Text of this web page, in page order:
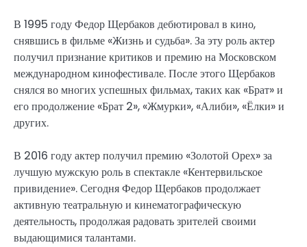
В 1995 году Федор Щербаков дебютировал в кино,
снявшись в фильме «Жизнь и судьба». За эту роль актер
получил признание критиков и премию на Московском
международном кинофестивале. После этого Щербаков
снялся во многих успешных фильмах, таких как «Брат» и
его продолжение «Брат 2», «Жмурки», «Алиби», «Ёлки» и
других.
В 2016 году актер получил премию «Золотой Орех» за
лучшую мужскую роль в спектакле «Кентервильское
привидение». Сегодня Федор Щербаков продолжает
активную театральную и кинематографическую
деятельность, продолжая радовать зрителей своими
выдающимися талантами.